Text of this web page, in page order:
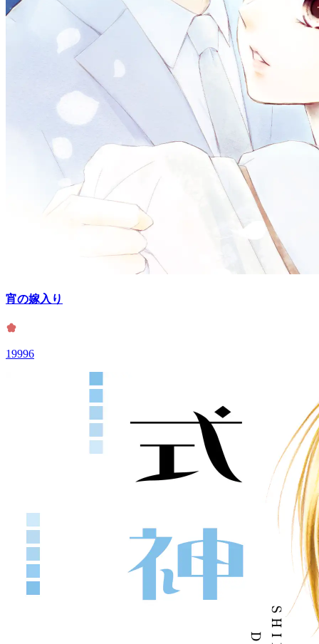
宵の嫁入り
19996